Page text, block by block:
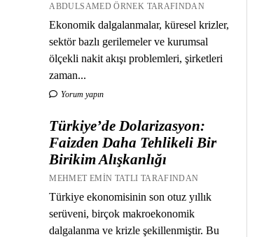
ABDULSAMED ÖRNEK TARAFINDAN
Ekonomik dalgalanmalar, küresel krizler,
sektör bazlı gerilemeler ve kurumsal
ölçekli nakit akışı problemleri, şirketleri
zaman...
Yorum yapın
Türkiye’de Dolarizasyon:
Faizden Daha Tehlikeli Bir
Birikim Alışkanlığı
MEHMET EMIN TATLI TARAFINDAN
Türkiye ekonomisinin son otuz yıllık
serüveni, birçok makroekonomik
dalgalanma ve krizle şekillenmiştir. Bu